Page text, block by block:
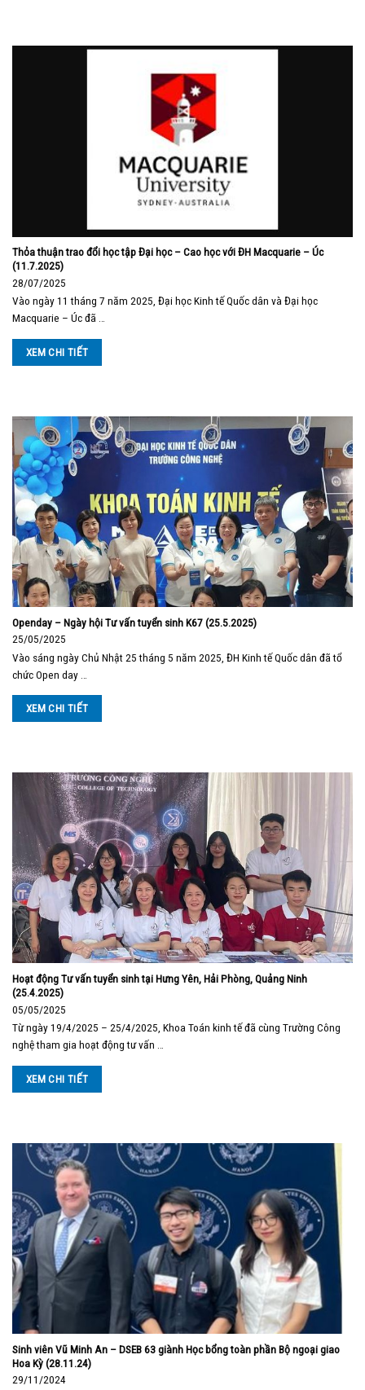
Thỏa thuận trao đổi học tập Đại học – Cao học với ĐH Macquarie – Úc
(11.7.2025)
28/07/2025
Vào ngày 11 tháng 7 năm 2025, Đại học Kinh tế Quốc dân và Đại học
Macquarie – Úc đã …
XEM CHI TIẾT
Openday – Ngày hội Tư vấn tuyển sinh K67 (25.5.2025)
25/05/2025
Vào sáng ngày Chủ Nhật 25 tháng 5 năm 2025, ĐH Kinh tế Quốc dân đã tổ
chức Open day …
XEM CHI TIẾT
Hoạt động Tư vấn tuyển sinh tại Hưng Yên, Hải Phòng, Quảng Ninh
(25.4.2025)
05/05/2025
Từ ngày 19/4/2025 – 25/4/2025, Khoa Toán kinh tế đã cùng Trường Công
nghệ tham gia hoạt động tư vấn …
XEM CHI TIẾT
Sinh viên Vũ Minh An – DSEB 63 giành Học bổng toàn phần Bộ ngoại giao
Hoa Kỳ (28.11.24)
29/11/2024